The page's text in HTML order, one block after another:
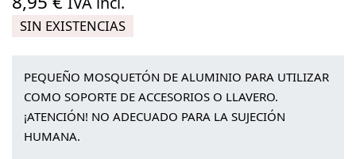
SIN EXISTENCIAS
PEQUEÑO MOSQUETÓN DE ALUMINIO PARA UTILIZAR
COMO SOPORTE DE ACCESORIOS O LLAVERO.
¡ATENCIÓN! NO ADECUADO PARA LA SUJECIÓN
HUMANA.